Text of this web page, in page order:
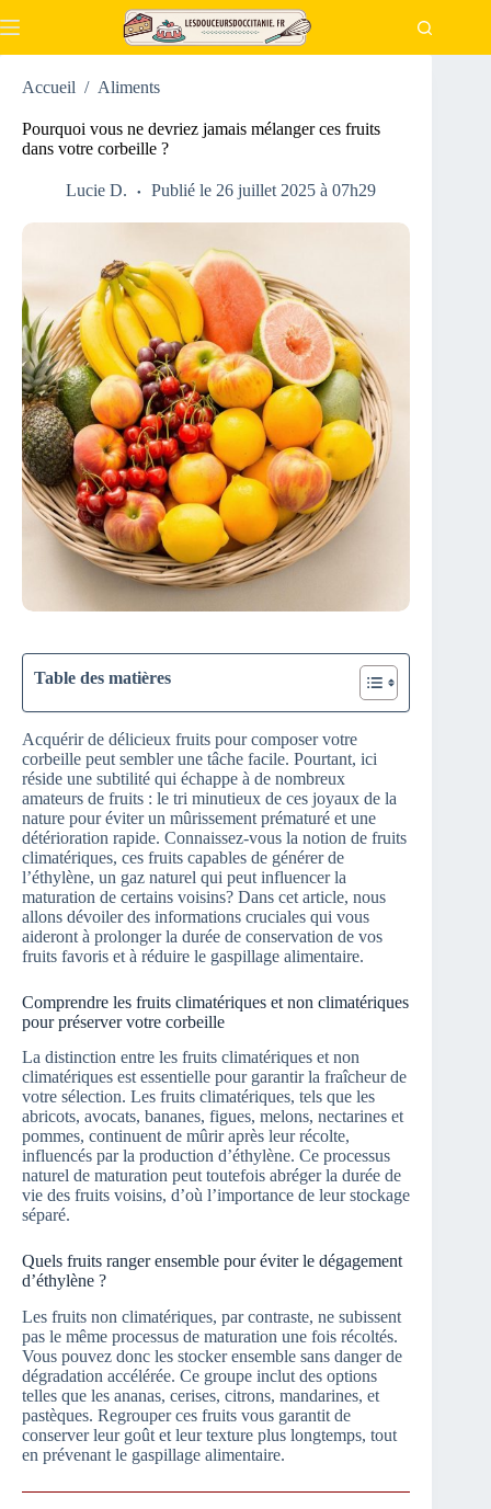
au
Accueil / Aliments
Pourquoi vous ne devriez jamais mélanger ces fruits
dans votre corbeille ?
Lucie D. Publié le 26 juillet 2025 à 07h29
Table des matières
Acquérir de délicieux fruits pour composer votre
corbeille peut sembler une tâche facile. Pourtant, ici
réside une subtilité qui échappe à de nombreux
amateurs de fruits : le tri minutieux de ces joyaux de la
nature pour éviter un mûrissement prématuré et une
détérioration rapide. Connaissez-vous la notion de fruits
climatériques, ces fruits capables de générer de
l’éthylène, un gaz naturel qui peut influencer la
maturation de certains voisins? Dans cet article, nous
allons dévoiler des informations cruciales qui vous
aideront à prolonger la durée de conservation de vos
fruits favoris et à réduire le gaspillage alimentaire.
Comprendre les fruits climatériques et non climatériques
pour préserver votre corbeille
La distinction entre les fruits climatériques et non
climatériques est essentielle pour garantir la fraîcheur de
votre sélection. Les fruits climatériques, tels que les
abricots, avocats, bananes, figues, melons, nectarines et
pommes, continuent de mûrir après leur récolte,
influencés par la production d’éthylène. Ce processus
naturel de maturation peut toutefois abréger la durée de
vie des fruits voisins, d’où l’importance de leur stockage
séparé.
Quels fruits ranger ensemble pour éviter le dégagement
d’éthylène ?
Les fruits non climatériques, par contraste, ne subissent
pas le même processus de maturation une fois récoltés.
Vous pouvez donc les stocker ensemble sans danger de
dégradation accélérée. Ce groupe inclut des options
telles que les ananas, cerises, citrons, mandarines, et
pastèques. Regrouper ces fruits vous garantit de
conserver leur goût et leur texture plus longtemps, tout
en prévenant le gaspillage alimentaire.